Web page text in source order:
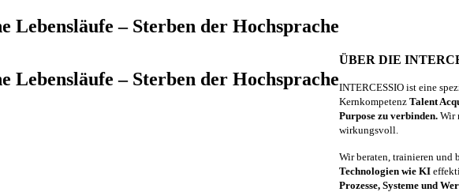
Lebensläufe – Sterben der Hochsprache
Lebensläufe – Sterben der Hochsprache
ÜBER DIE
INTERCESSIO ist eine
Kernkompetenz Talent
Purpose zu verbinden. Wir
wirkungsvoll.
Wir beraten, trainieren und
Technologien wie KI
Prozesse, Systeme und